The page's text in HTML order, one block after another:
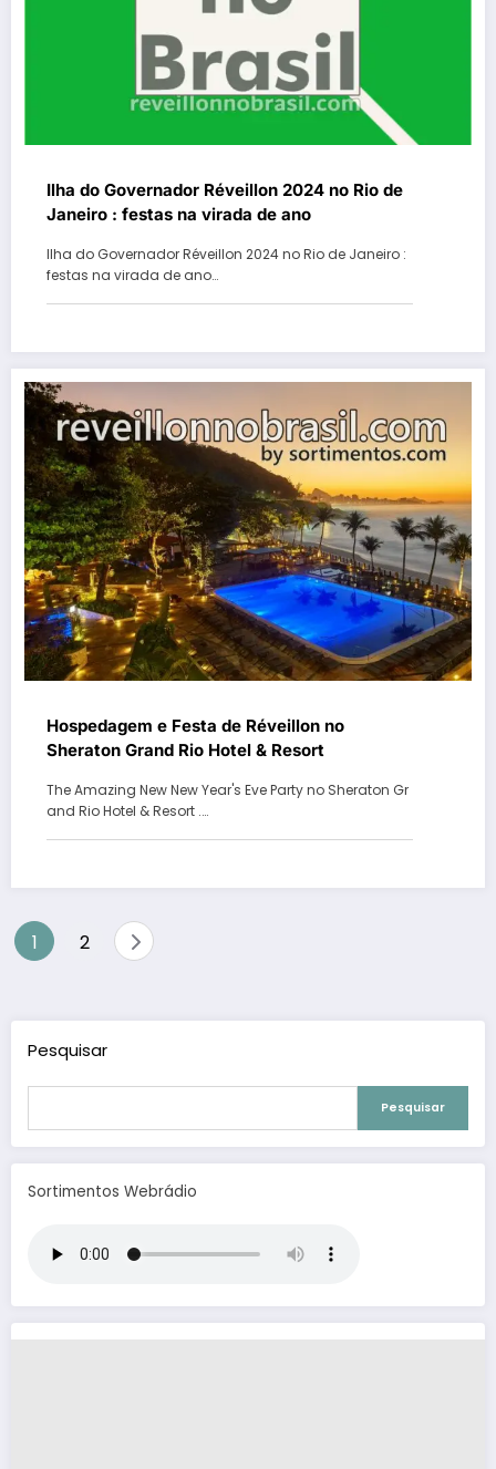
Ilha do Governador Réveillon 2024 no Rio de
Janeiro : festas na virada de ano
Ilha do Governador Réveillon 2024 no Rio de Janeiro :
festas na virada de ano…
Hospedagem e Festa de Réveillon no
Sheraton Grand Rio Hotel & Resort
The Amazing New New Year's Eve Party no Sheraton Gr
and Rio Hotel & Resort .…
Paginação
1 2
Pesquisar
Pesquisar
Sortimentos Webrádio